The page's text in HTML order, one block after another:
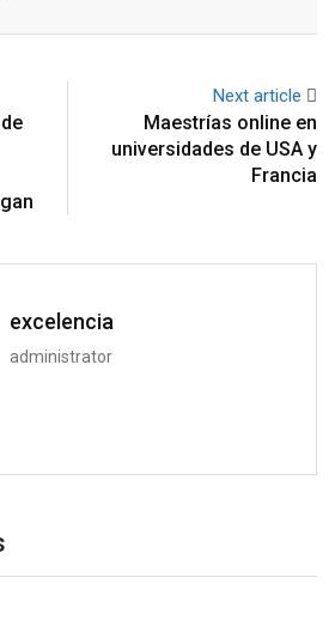
Next article
Maestrías online en
universidades de USA y
Francia
excelencia
administrator